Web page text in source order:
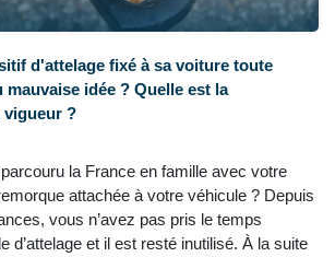
d'attelage fixé à sa voiture toute
mauvaise idée ? Quelle est la
vigueur ?
la France en famille avec votre
attachée à votre véhicule ? Depuis
vous n’avez pas pris le temps
d’attelage et il est resté inutilisé. À la suite